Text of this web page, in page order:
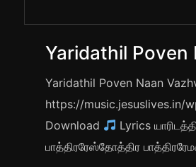
Yaridathil Poven
Yaridathil Poven Naan
https://music.jesuslives.in/
Download
Lyrics
பாத்திரரேஸ்தோத்திர